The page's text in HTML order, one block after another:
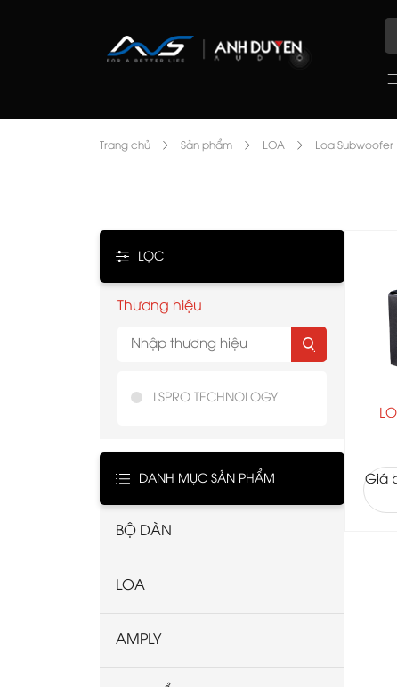
Trang chủ Sản phẩm LOA Loa Subwoofer
LỌC
Thương hiệu
LSPRO TECHNOLOGY
DANH MỤC SẢN PHẨM
BỘ DÀN
LOA
AMPLY
Giá